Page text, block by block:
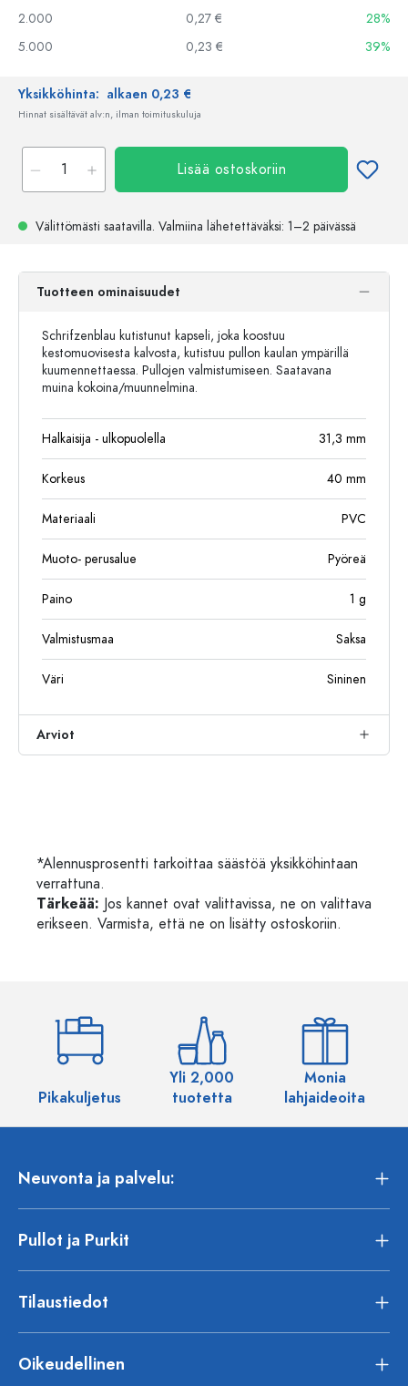
2.000
0,27 €
28%
5.000
0,23 € 39%
Yksikköhinta: alkaen 0,23 €
Hinnat sisältävät alv:n, ilman toimituskuluja
Lisää ostoskoriin
Välittömästi saatavilla. Valmiina lähetettäväksi: 1–2 päivässä
Tuotteen ominaisuudet
Schrifzenblau kutistunut kapseli, joka koostuu
kestomuovisesta kalvosta, kutistuu pullon kaulan ympärillä
kuumennettaessa. Pullojen valmistumiseen. Saatavana
muina kokoina/muunnelmina.
Halkaisija - ulkopuolella 31,3 mm
Korkeus 40 mm
Materiaali PVC
Muoto- perusalue Pyöreä
Paino 1 g
Valmistusmaa Saksa
Väri Sininen
Arviot
*Alennusprosentti tarkoittaa säästöä yksikköhintaan
verrattuna.
Tärkeää: Jos kannet ovat valittavissa, ne on valittava
erikseen. Varmista, että ne on lisätty ostoskoriin.
Pikakuljetus
Yli 2,000
tuotetta
Monia
lahjaideoita
Neuvonta ja palvelu:
Pullot ja Purkit
Tilaustiedot
Oikeudellinen